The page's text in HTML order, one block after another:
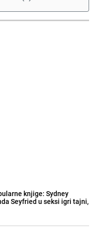
knjige: Sydney
Seyfried u seksi igri tajni,